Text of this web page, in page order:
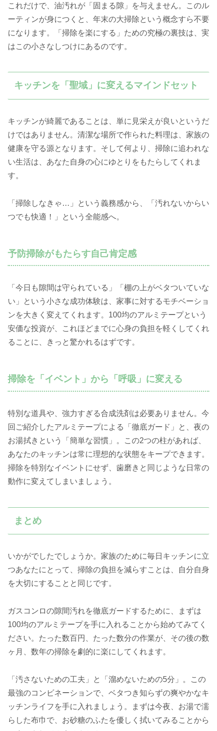
これだけで、油汚れが「固まる隙」を与えません。このル
ーティンが身につくと、年末の大掃除という概念すら不要
になります。「掃除を楽にする」ための究極の裏技は、実
はこの小さなしつけにあるのです。
キッチンを「聖域」に変えるマインドセット
キッチンが綺麗であることは、単に見栄えが良いというだ
けではありません。清潔な場所で作られた料理は、家族の
健康を守る源となります。そして何より、掃除に追われな
い生活は、あなた自身の心にゆとりをもたらしてくれま
す。
「掃除しなきゃ…」という義務感から、「汚れないからい
つでも快適！」という全能感へ。
予防掃除がもたらす自己肯定感
「今日も隙間は守られている」「棚の上がベタついていな
い」という小さな成功体験は、家事に対するモチベーショ
ンを大きく変えてくれます。100均のアルミテープという
安価な投資が、これほどまでに心身の負担を軽くしてくれ
ることに、きっと驚かれるはずです。
掃除を「イベント」から「呼吸」に変える
特別な道具や、強力すぎる合成洗剤は必要ありません。今
回ご紹介したアルミテープによる「徹底ガード」と、夜の
お湯拭きという「簡単な習慣」。この2つの柱があれば、
あなたのキッチンは常に理想的な状態をキープできます。
掃除を特別なイベントにせず、歯磨きと同じような日常の
動作に変えてしまいましょう。
まとめ
いかがでしたでしょうか。家族のために毎日キッチンに立
つあなたにとって、掃除の負担を減らすことは、自分自身
を大切にすることと同じです。
ガスコンロの隙間汚れを徹底ガードするために、まずは
100均のアルミテープを手に入れることから始めてみてく
ださい。たった数百円、たった数分の作業が、その後の数
ヶ月、数年の掃除を劇的に楽にしてくれます。
「汚さないための工夫」と「溜めないための5分」。この
最強のコンビネーションで、ベタつき知らずの爽やかなキ
ッチンライフを手に入れましょう。まずは今夜、お湯で濡
らした布巾で、お砂糖のふたを優しく拭いてみることから